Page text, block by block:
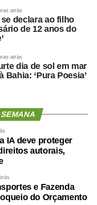
atrás
declara ao filho
de 12 anos do
atrás
dia de sol em mar
Bahia: ‘Pura Poesia’
IA deve proteger
autorais,
e Fazenda
do Orçamento